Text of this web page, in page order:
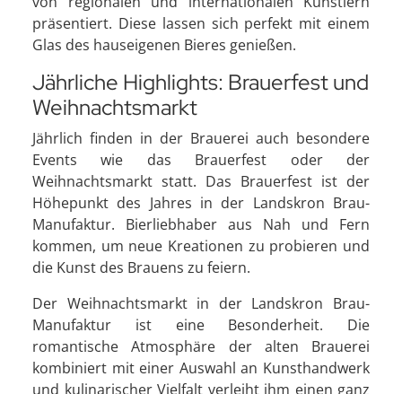
präsentiert. Diese lassen sich perfekt mit einem
Glas des hauseigenen Bieres genießen.
Jährliche Highlights: Brauerfest und
Weihnachtsmarkt
Jährlich finden in der Brauerei auch besondere
Events wie das Brauerfest oder der
Weihnachtsmarkt statt. Das Brauerfest ist der
Höhepunkt des Jahres in der Landskron Brau-
Manufaktur. Bierliebhaber aus Nah und Fern
kommen, um neue Kreationen zu probieren und
die Kunst des Brauens zu feiern.
Der Weihnachtsmarkt in der Landskron Brau-
Manufaktur ist eine Besonderheit. Die
romantische Atmosphäre der alten Brauerei
kombiniert mit einer Auswahl an Kunsthandwerk
und kulinarischer Vielfalt verleiht ihm einen ganz